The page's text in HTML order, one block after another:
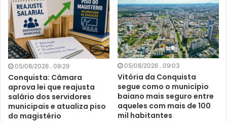
05/08/2026 . 09:29
Conquista: Câmara
aprova lei que reajusta
salário dos servidores
municipais e atualiza piso
do magistério
05/08/2026 . 09:03
Vitória da Conquista
segue como o município
baiano mais seguro entre
aqueles com mais de 100
mil habitantes